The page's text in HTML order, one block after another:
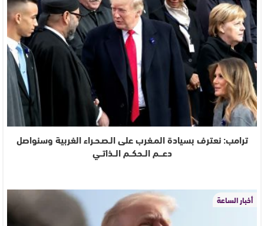
ترامب: نعترف بسيادة المـغرب على الـصـحـراء الغربية وسنواصل
دعـــم الــحكــم الــذاتــي
أخبار الساعة